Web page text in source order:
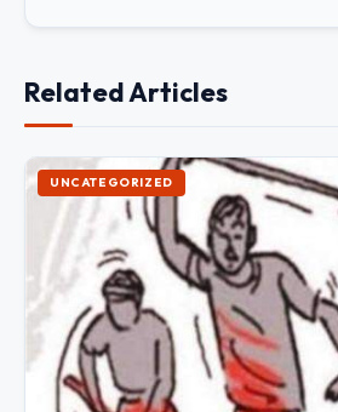
Related Articles
UNCATEGORIZED